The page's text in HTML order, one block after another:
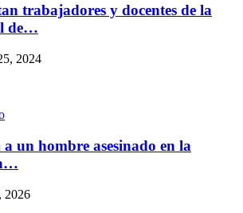
trabajadores y docentes de la
de…
2024
un hombre asesinado en la
2026